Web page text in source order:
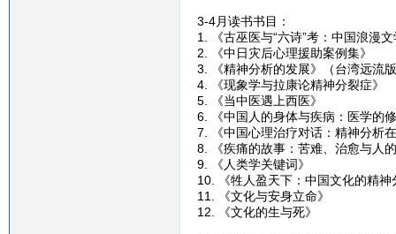
3-4月读书书目：
1. 《古巫医与“六诗”考：中国浪漫
2. 《中日灾后心理援助案例集》
3. 《精神分析的发展》（台湾远流
4. 《现象学与拉康论精神分裂症》
5. 《当中医遇上西医》
6. 《中国人的身体与疾病：医学的
7. 《中国心理治疗对话：精神分析
8. 《疾痛的故事：苦难、治愈与人
9. 《人类学关键词》
10. 《牲人盈天下：中国文化的精神
11. 《文化与安身立命》
12. 《文化的生与死》